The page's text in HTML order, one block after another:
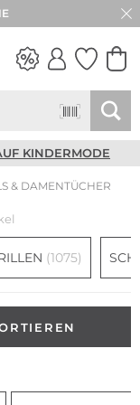
KINDERMODE
& DAMENTÜCHER
(1075)